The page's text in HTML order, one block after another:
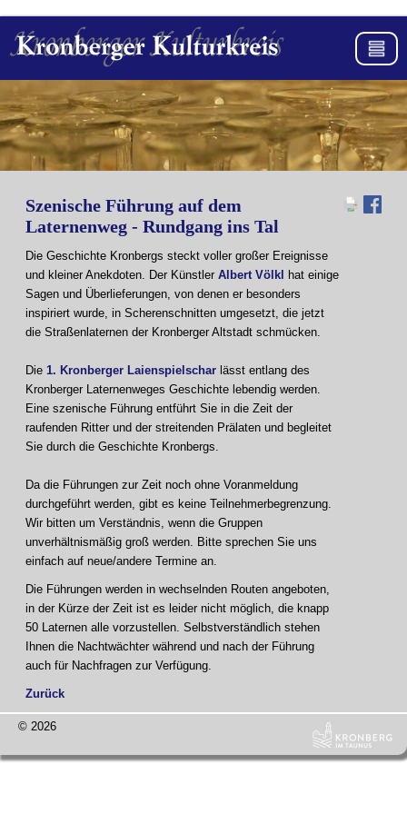
Szenische Führung auf dem
Laternenweg - Rundgang ins Tal
Die Geschichte Kronbergs steckt voller großer Ereignisse
und kleiner Anekdoten. Der Künstler Albert Völkl
hat einige
Sagen und Überlieferungen, von denen er besonders
inspiriert wurde, in Scherenschnitten umgesetzt, die jetzt
die Straßenlaternen der Kronberger Altstadt schmücken.
Die 1. Kronberger Laienspielschar lässt entlang des
Kronberger Laternenweges Geschichte lebendig werden.
Eine szenische Führung entführt Sie in die Zeit der
raufenden Ritter und der streitenden Prälaten und begleitet
Sie durch die Geschichte Kronbergs.
Da die Führungen zur Zeit noch ohne Voranmeldung
durchgeführt werden, gibt es keine Teilnehmerbegrenzung.
Wir bitten um Verständnis, wenn die Gruppen
unverhältnismäßig groß werden. Bitte sprechen Sie uns
einfach auf neue/andere Termine an.
Die Führungen werden in wechselnden Routen angeboten,
in der Kürze der Zeit ist es leider nicht möglich, die knapp
50 Laternen alle vorzustellen. Selbstverständlich stehen
Ihnen die Nachtwächter während und nach der Führung
auch für Nachfragen zur Verfügung.
Zurück
© 2026